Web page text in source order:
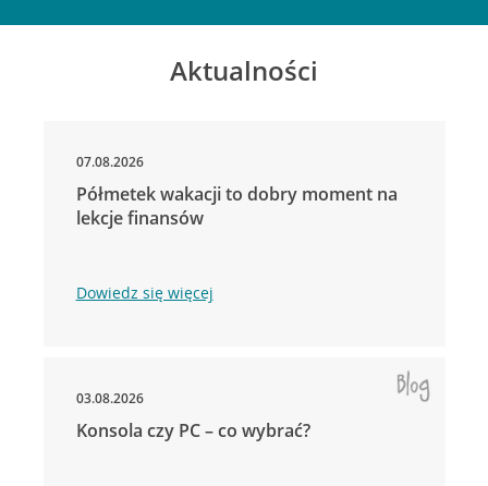
Aktualności
07.08.2026
Półmetek wakacji to dobry moment na
lekcje finansów
Dowiedz się więcej
03.08.2026
Konsola czy PC – co wybrać?